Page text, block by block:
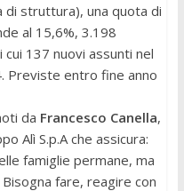
struttura), una quota di
al 15,6%, 3.198
137 nuovi assunti nel
Previste entro fine anno
da Francesco Canella,
Alì S.p.A che assicura:
famiglie permane, ma
fare, reagire con